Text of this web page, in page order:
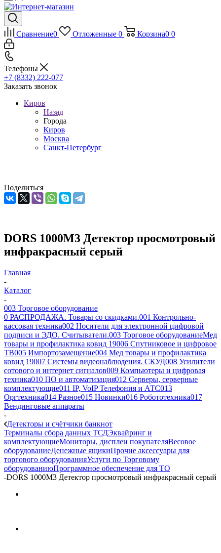
Сравнение0 Отложенные 0 Корзина0 0
Телефоны
+7 (8332) 222-077
Заказать звонок
Киров
Назад
Города
Киров
Москва
Санкт-Петербург
Поделиться
DORS 1000M3 Детектор просмотровый
инфракрасный серый
Главная
-
Каталог
-
003 Торговое оборудование
0 РАСПРОДАЖА. Товары со скидками.001 Контрольно-
кассовая техника002 Носители для электронной цифровой
подписи и ЭДО. Считыватели.003 Торговое оборудованиеМед
товары и профилактика ковид 19006 Спутниковое и цифровое
ТВ005 Импортозамещение004 Мед товары и профилактика
ковид 19007 Системы видеонаблюдения. СКУД008 Усилители
сотового и интернет сигналов009 Компьютеры и цифровая
техника010 ПО и автоматизация012 Серверы, серверные
комплектующие011 IP, VoIP Телефония и АТС013
Оргтехника014 Разное015 Новинки016 Робототехника017
Вендинговые аппараты
-
Детекторы и счётчики банкнот
Терминалы сбора данных ТСДЭквайринг и
комплектующиеМониторы, дисплеи покупателяВесовое
оборудованиеДенежные ящикиПрочие аксессуары для
торгового оборудованияУслуги по Торговому
оборудованиюПрограммное обеспечение для ТО
-DORS 1000M3 Детектор просмотровый инфракрасный серый